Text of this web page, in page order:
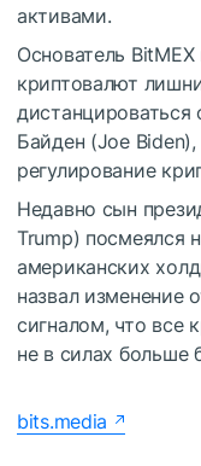
активами.
Основатель
криптовалют
Байден (Joe
регулирование
Недавно сын
Trump) посмеялся
американских
назвал изменение
сигналом, что все
не в силах больше
bits.media